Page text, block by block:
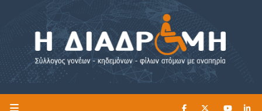
Η ΔΙΑΔΡΟΜΗ ΔΙΑΒΑΣΤΕ ΕΔΩ ►